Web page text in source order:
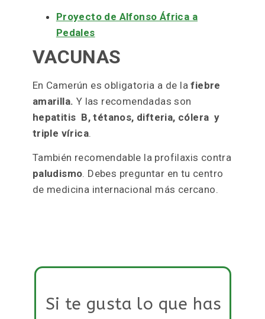
Proyecto de Alfonso África a
Pedales
VACUNAS
En Camerún es obligatoria a de lafiebre
amarilla. Y las recomendadas son
hepatitis B, tétanos, difteria, cólera y
triple vírica.
También recomendable la profilaxis contra
paludismo. Debes preguntar en tu centro
de medicina internacional más cercano.
Si te gusta lo que has